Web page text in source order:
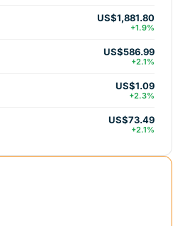
US$1,881.80
+1.9%
US$586.99
+2.1%
US$1.09
+2.3%
US$73.49
+2.1%